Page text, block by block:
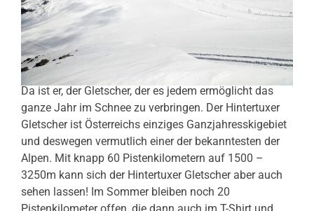
Da ist er, der Gletscher, der es jedem ermöglicht das
ganze Jahr im Schnee zu verbringen. Der Hintertuxer
Gletscher ist Österreichs einziges Ganzjahresskigebiet
und deswegen vermutlich einer der bekanntesten der
Alpen. Mit knapp 60 Pistenkilometern auf 1500 –
3250m kann sich der Hintertuxer Gletscher aber auch
sehen lassen! Im Sommer bleiben noch 20